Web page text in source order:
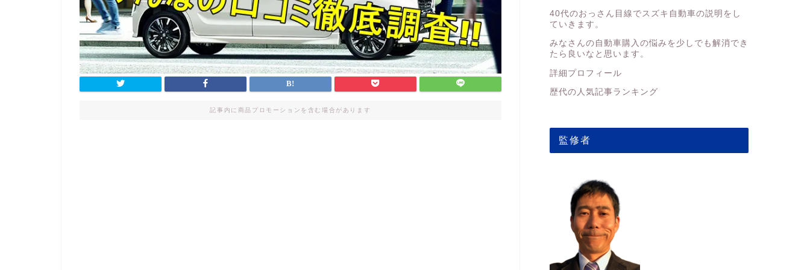
記事内に商品プロモーションを含む場合があります
40代のおっさん目線でスズキ自動車の説明をし
ていきます。
みなさんの 自動車購入の悩みを少しでも解消でき
たら良いなと思います。
詳細プロフィール
歴代の人気記事ランキング
監修者